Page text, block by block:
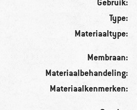
Gebruik:
Type:
Materiaaltype:
Membraan:
Materiaalbehandeling:
Materiaalkenmerken: